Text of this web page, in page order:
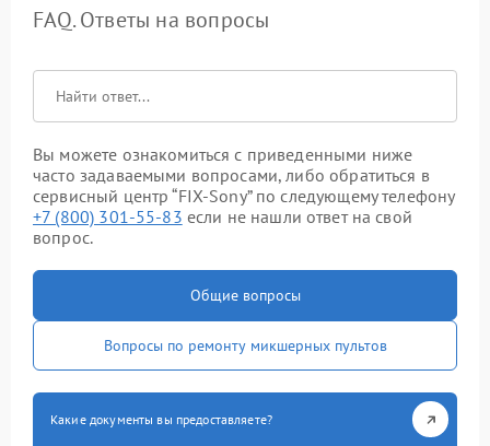
FAQ. Ответы на вопросы
Вы можете ознакомиться с приведенными ниже
часто задаваемыми вопросами, либо обратиться в
сервисный центр “FIX-Sony” по следующему телефону
+7 (800) 301-55-83 если не нашли ответ на свой
вопрос.
Общие вопросы
Вопросы по ремонту микшерных пультов
Какие документы вы предоставляете?